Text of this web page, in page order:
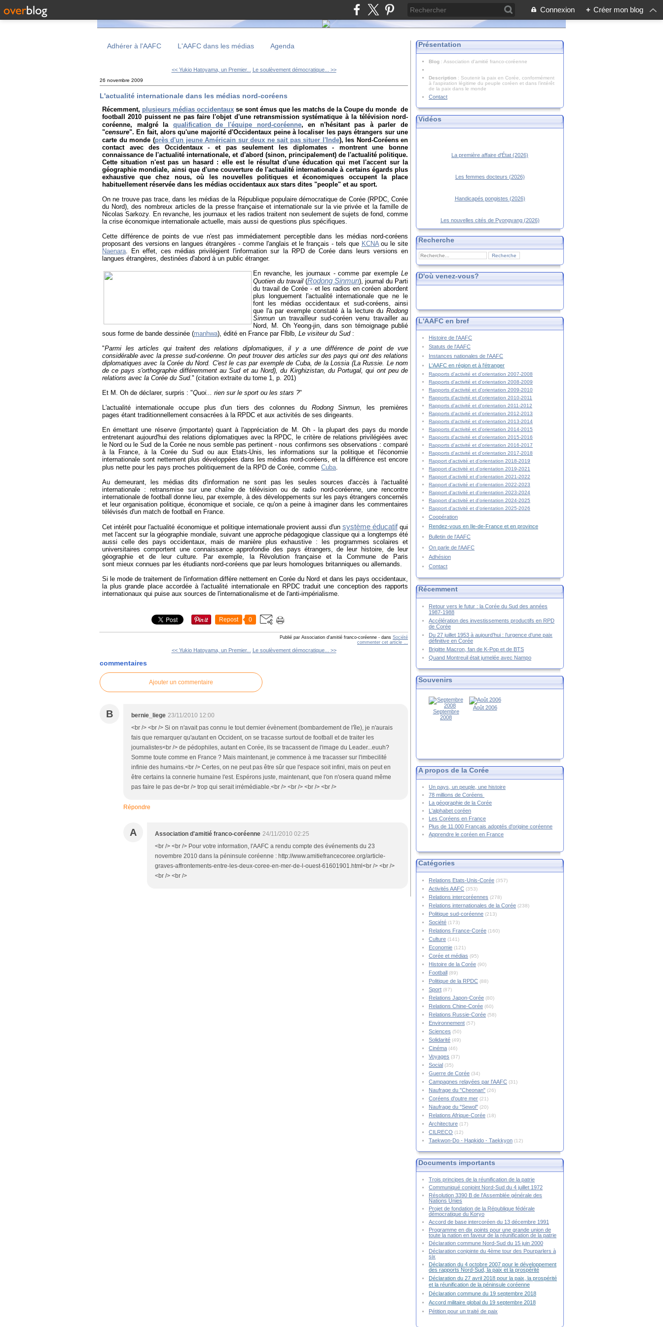
Connexion + Créer mon blog
Adhérer à l'AAFC L'AAFC dans les médias Agenda
<< Yukio Hatoyama, un Premier... Le soulèvement démocratique... >>
26 novembre 2009
L'actualité internationale dans les médias nord-coréens
Récemment, plusieurs médias occidentaux se sontémus que les matchs de la Coupe du monde de
football 2010 puissent ne pas faire l'objet d'une retransmission systématique à la télévision nord-
coréenne, malgré la qualification de l'équipe nord-coréenne, en n'hésitant pas à parler de
"censure". En fait, alors qu'une majorité d'Occidentaux peine à localiser les pays étrangers sur une
carte du monde (près d'un jeune Américain sur deux ne sait pas situer l'Inde), les Nord-Coréensen
contact avec des Occidentaux - et pas seulement les diplomates - montrent une bonne
connaissance de l'actualité internationale, et d'abord (sinon, principalement) de l'actualité politique.
Cette situation n'est pas un hasard : elle est le résultat d'une éducation qui met l'accent sur la
géographie mondiale, ainsi que d'une couverture de l'actualité internationale à certains égards plus
exhaustive que chez nous, où les nouvelles politiques et économiques occupent la place
habituellement réservée dans les médias occidentaux aux stars dites "people" et au sport.
On ne trouve pas trace, dans les médias de la République populaire démocratique de Corée (RPDC, Corée
du Nord), des nombreux articles de la presse française et internationale sur la vie privée et la famille de
Nicolas Sarkozy. En revanche, les journaux et les radios traitent non seulement de sujets de fond, comme
la crise économique internationale actuelle, mais aussi de questions plus spécifiques.
Cette différence de points de vue n'est pas immédiatement perceptible dans les médias nord-coréens
proposant des versions en langues étrangères - comme l'anglais et le français - tels que KCNA ou le site
Naenara. En effet, ces médias privilégient l'information sur la RPD de Corée dans leurs versions en
langues étrangères, destinées d'abord à un public étranger.
En revanche, les journaux - comme par exemple Le
Quotien du travail (Rodong Sinmun), journal du Parti
du travail de Corée - et les radios en coréen abordent
plus longuement l'actualité internationale que ne le
font les médias occidentaux et sud-coréens, ainsi
que l'a par exemple constaté à la lecture du Rodong
Sinmun un travailleur sud-coréen venu travailler au
Nord, M. Oh Yeong-jin, dans son témoignage publié
sous forme de bande dessinée (manhwa), édité en France par Flblb, Le visiteur du Sud:
"Parmi les articles qui traitent des relations diplomatiques, il y a une différence de point de vue
considérable avec la presse sud-coréenne. On peut trouver des articles sur des pays qui ont des relations
diplomatiques avec la Corée du Nord. C'est le cas par exemple de Cuba, de la Lossia (La Russie. Le nom
de ce pays s'orthographie différemment au Sud et au Nord), du Kirghizistan, du Portugal, qui ont peu de
relations avec la Corée du Sud." (citation extraite du tome 1, p. 201)
Et M. Oh de déclarer, surpris : "Quoi... rien sur le sport ou les stars ?"
L'actualité internationale occupe plus d'un tiers des colonnes du Rodong Sinmun, les premières
pages étant traditionnellement consacrées à la RPDC et aux activités de ses dirigeants.
En émettant une réserve (importante) quant à l'appréciation de M. Oh - la plupart des pays du monde
entretenant aujourd'hui des relations diplomatiques avec la RPDC, le critère de relations privilégiées avec
le Nord ou le Sud de la Corée ne nous semble pas pertinent - nous confirmons ses observations : comparé
à la France, à la Corée du Sud ou aux Etats-Unis, les informations sur la politique et l'économie
internationale sont nettement plus développées dans les médias nord-coréens, et la différence est encore
plus nette pour les pays proches politiquement de la RPD de Corée, comme Cuba.
Au demeurant, les médias dits d'information ne sont pas les seules sources d'accès à l'actualité
internationale : retransmise sur une chaîne de télévision ou de radio nord-coréenne, une rencontre
internationale de football donne lieu, par exemple, à des développements sur les pays étrangers concernés
et leur organisation politique, économique et sociale, ce qu'on a peine à imaginer dans les commentaires
télévisés d'un match de football en France.
Cet intérêt pour l'actualité économique et politique internationale provient aussi d'un système éducatifqui
met l'accent sur la géographie mondiale, suivant une approche pédagogique classique qui a longtemps été
aussi celle des pays occidentaux, mais de manière plus exhaustive : les programmes scolaires et
universitaires comportent une connaissance approfondie des pays étrangers, de leur histoire, de leur
géographie et de leur culture. Par exemple, la Révolution française et la Commune de Paris
sont mieux connues par les étudiants nord-coréens que par leurs homologues britanniques ou allemands.
Si le mode de traitement de l'information diffère nettement en Corée du Nord et dans les pays occidentaux,
la plus grande place accordée à l'actualité internationale en RPDC traduit une conception des rapports
internationaux qui puise aux sources de l'internationalisme et de l'anti-impérialisme.
Repost 0
Publié par Association d'amitié franco-coréenne - dans Société
commenter cet article …
<< Yukio Hatoyama, un Premier... Le soulèvement démocratique... >>
commentaires
Ajouter un commentaire
B bernie_liege 23/11/2010 12:00
<br /> <br /> Si on n'avait pas connu le tout dernier évènement (bombardement de l'île), je n'aurais
fais que remarquer qu'autant en Occident, on se tracasse surtout de football et de traiter les
journalistes<br /> de pédophiles, autant en Corée, ils se tracassent de l'image du Leader...euuh?
Somme toute comme en France ? Mais maintenant, je commence à me tracasser sur l'imbecilité
infinie des humains.<br /> Certes, on ne peut pas être sûr que l'espace soit infini, mais on peut en
être certains la connerie humaine l'est. Espérons juste, maintenant, que l'on n'osera quand même
pas faire le pas de<br /> trop qui serait irrémédiable.<br /> <br /> <br /> <br />
Répondre
A Association d'amitié franco-coréenne 24/11/2010 02:25
<br /> <br /> Pour votre information, l'AAFC a rendu compte des événements du 23
novembre 2010 dans la péninsule coréenne : http://www.amitiefrancecoree.org/article-
graves-affrontements-entre-les-deux-coree-en-mer-de-l-ouest-61601901.html<br /> <br />
<br /> <br />
Présentation
Blog : Association d'amitié franco-coréenne
Description : Soutenir la paix en Corée, conformément
à l'aspiration légitime du peuple coréen et dans l’intérêt
de la paix dans le monde
Contact
Vidéos
La première affaire d'État (2026)
Les femmes docteurs (2026)
Handicapés pongistes (2026)
Les nouvelles cités de Pyongyang (2026)
Recherche
D'où venez-vous?
L'AAFC en bref
Histoire de l'AAFC
Statuts de l'AAFC
Instances nationales de l'AAFC
L'AAFC en région et à l'étranger
Rapports d'activité et d'orientation 2007-2008
Rapports d'activité et d'orientation 2008-2009
Rapports d'activité et d'orientation 2009-2010
Rapports d'activité et d'orientation 2010-2011
Rapports d'activité et d'orientation 2011-2012
Rapports d'activité et d'orientation 2012-2013
Rapports d'activité et d'orientation 2013-2014
Rapports d'activité et d'orientation 2014-2015
Rapports d'activité et d'orientation 2015-2016
Rapports d'activité et d'orientation 2016-2017
Rapports d'activité et d'orientation 2017-2018
Rapport d'activité et d'orientation 2018-2019
Rapport d'activité et d'orientation 2019-2021
Rapport d'activité et d'orientation 2021-2022
Rapport d'activité et d'orientation 2022-2023
Rapport d'activité et d'orientation 2023-2024
Rapport d'activité et d'orientation 2024-2025
Rapport d'activité et d'orientation 2025-2026
Coopération
Rendez-vous en Ile-de-France et en province
Bulletin de l'AAFC
On parle de l'AAFC
Adhésion
Contact
Récemment
Retour vers le futur : la Corée du Sud des années
1987-1988
Accélération des investissements productifs en RPD
de Corée
Du 27 juillet 1953 à aujourd’hui : l’urgence d’une paix
définitive en Corée
Brigitte Macron, fan de K-Pop et de BTS
Quand Montreuil était jumelée avec Nampo
Souvenirs
Septembre
2008
Août 2006
A propos de la Corée
Un pays, un peuple, une histoire
78 millions de Coréens
La géographie de la Corée
L'alphabet coréen
Les Coréens en France
Plus de 11.000 Français adoptés d'origine coréenne
Apprendre le coréen en France
Catégories
Relations Etats-Unis-Corée (357)
Activités AAFC (353)
Relations intercoréennes (278)
Relations internationales de la Corée (238)
Politique sud-coréenne (213)
Société (173)
Relations France-Corée (160)
Culture (141)
Economie (121)
Corée et médias (95)
Histoire de la Corée (90)
Football (89)
Politique de la RPDC (88)
Sport (87)
Relations Japon-Corée (80)
Relations Chine-Corée (60)
Relations Russie-Corée (58)
Environnement (57)
Sciences (50)
Solidarité (49)
Cinéma (46)
Voyages (37)
Social (35)
Guerre de Corée (34)
Campagnes relayées par l'AAFC (31)
Naufrage du "Cheonan" (26)
Coréens d'outre mer (21)
Naufrage du "Sewol" (20)
Relations Afrique-Corée (18)
Architecture (17)
CILRECO (12)
Taekwon-Do - Hapkido - Taekkyon (12)
Documents importants
Trois principes de la réunification de la patrie
Communiqué conjoint Nord-Sud du 4 juillet 1972
Résolution 3390 B de l'Assemblée générale des
Nations Unies
Projet de fondation de la République fédérale
démocratique du Koryo
Accord de base intercoréen du 13 décembre 1991
Programme en dix points pour une grande union de
toute la nation en faveur de la réunification de la patrie
Déclaration commune Nord-Sud du 15 juin 2000
Déclaration conjointe du 4ème tour des Pourparlers à
six
Déclaration du 4 octobre 2007 pour le développement
des rapports Nord-Sud, la paix et la prospérité
Déclaration du 27 avril 2018 pour la paix, la prospérité
et la réunification de la péninsule coréenne
Déclaration commune du 19 septembre 2018
Accord militaire global du 19 septembre 2018
Pétition pour un traité de paix